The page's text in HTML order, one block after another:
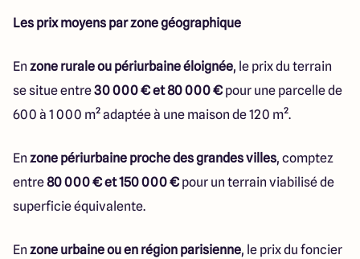
Les prix moyens par zone géographique
En zone rurale ou périurbaine éloignée, le prix du terrain
se situe entre30 000 € et 80 000 € pour une parcelle de
600 à 1 000 m² adaptée à une maison de 120 m².
En zone périurbaine proche des grandes villes, comptez
entre80 000 € et 150 000 € pour un terrain viabilisé de
superficie équivalente.
En zone urbaine ou en région parisienne, le prix du foncier